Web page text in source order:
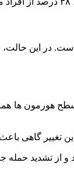
در این
هورمون‌ ها
گاهی
و از تشدید حمله